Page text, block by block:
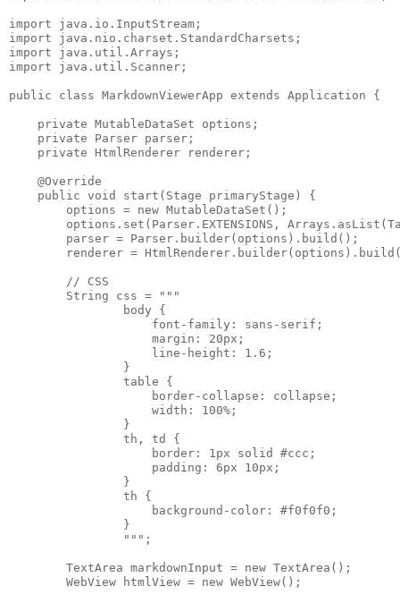
import java.io.InputStream;
import java.nio.charset.StandardCharsets;
import java.util.Arrays;
import java.util.Scanner;
public class MarkdownViewerApp extends Application {
    private MutableDataSet options;
    private Parser parser;
    private HtmlRenderer renderer;
    @Override
    public void start(Stage primaryStage) {
        options = new MutableDataSet();
options.set(Parser.EXTENSIONS,
        parser = Parser.builder(options).build();
renderer =
        // CSS
        String css = """
                body {
                    font-family: sans-serif;
                    margin: 20px;
                    line-height: 1.6;
                }
                table {
                    border-collapse: collapse;
                    width: 100%;
                }
                th, td {
                    border: 1px solid #ccc;
                    padding: 6px 10px;
                }
                th {
                    background-color: #f0f0f0;
                }
                """;
        TextArea markdownInput = new TextArea();
        WebView htmlView = new WebView();